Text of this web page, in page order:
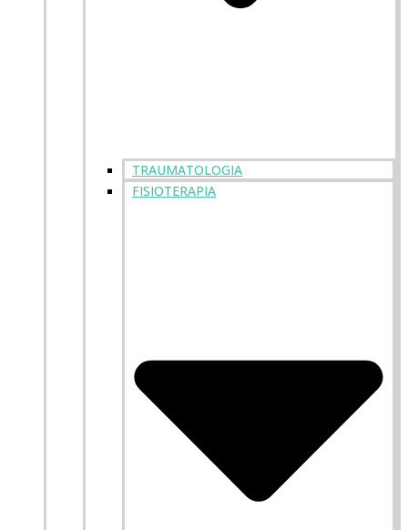
TRAUMATOLOGIA
FISIOTERAPIA